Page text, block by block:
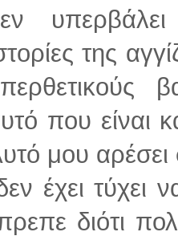
της
που είναι
μου αρέσει
έχει τύχει
διότι